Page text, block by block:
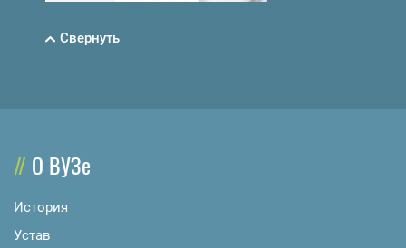
Свернуть
О ВУЗе
История
Устав